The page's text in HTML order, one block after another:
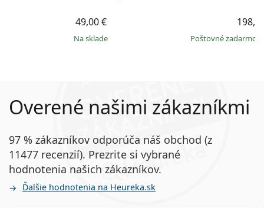
49,00 €
na sklade Poštovné zadarmo
Overené našimi zákazníkmi
97 % zákazníkov odporúča náš obchod (z
11477 recenzií). Prezrite si vybrané
hodnotenia našich zákazníkov.
Ďalšie hodnotenia na Heureka.sk